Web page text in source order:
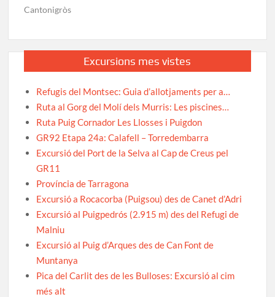
Cantonigròs
Excursions mes vistes
Refugis del Montsec: Guia d’allotjaments per a…
Ruta al Gorg del Molí dels Murris: Les piscines…
Ruta Puig Cornador Les Llosses i Puigdon
GR92 Etapa 24a: Calafell – Torredembarra
Excursió del Port de la Selva al Cap de Creus pel
GR11
Província de Tarragona
Excursió a Rocacorba (Puigsou) des de Canet d’Adri
Excursió al Puigpedrós (2.915 m) des del Refugi de
Malniu
Excursió al Puig d’Arques des de Can Font de
Muntanya
Pica del Carlit des de les Bulloses: Excursió al cim
més alt